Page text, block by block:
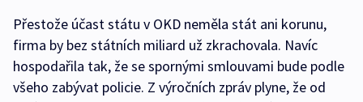
Přestože účast státu v OKD neměla stát ani korunu,
firma by bez státních miliard už zkrachovala. Navíc
hospodařila tak, že se spornými smlouvami bude podle
všeho zabývat policie. Z výročních zpráv plyne, že od